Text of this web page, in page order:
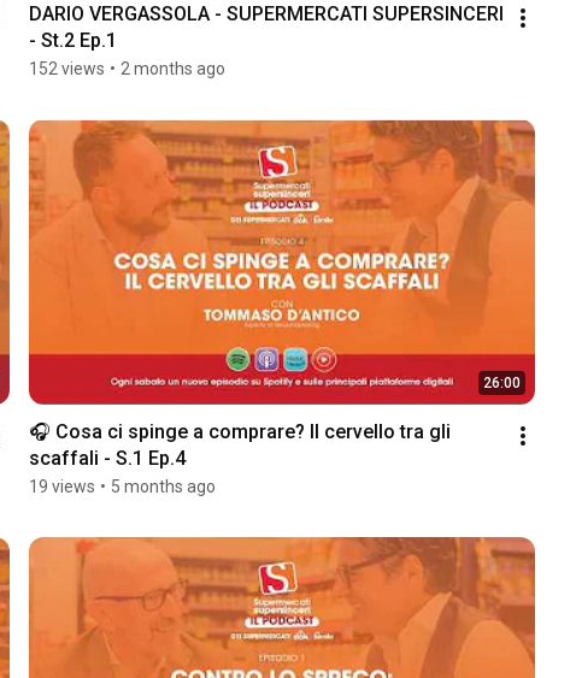
DARIO VERGASSOLA - SUPERMERCATI SUPERSINCERI
- St.2 Ep.1
152 views • 2 months ago
26:00
🎧 Cosa ci spinge a comprare? Il cervello tra gli
scaffali - S.1 Ep.4
19 views • 5 months ago